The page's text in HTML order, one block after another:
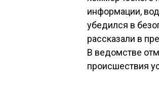
информации,
убедился в
рассказали в
В ведомстве
происшествия